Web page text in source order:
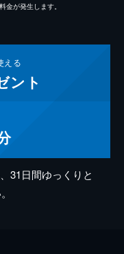
が発生します。
える
ント
31日間ゆっくりと